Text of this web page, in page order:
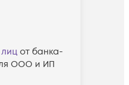
от банка-
ООО и ИП